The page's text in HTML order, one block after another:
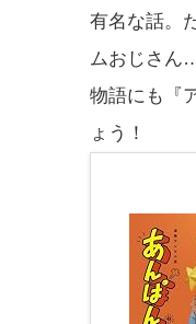
有名な話。
ムおじさん
物語にも『
ょう！